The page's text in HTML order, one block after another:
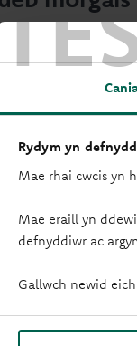
Rydym yn
Mae rhai cwcis yn
Mae eraill yn
defnyddiwr ac
Gallwch newid
morgais yn ein
Os byddai’n
mewn tab newydd)